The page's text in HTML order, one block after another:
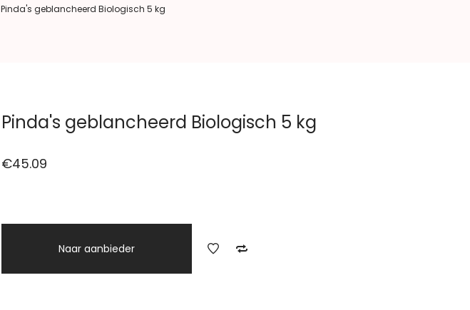
Pinda's geblancheerd Biologisch 5 kg
Pinda's geblancheerd Biologisch 5 kg
€45.09
Naar aanbieder